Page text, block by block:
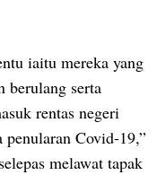
iaitu mereka yang
berulang serta
rentas negeri
penularan Covid-19,”
melawat tapak